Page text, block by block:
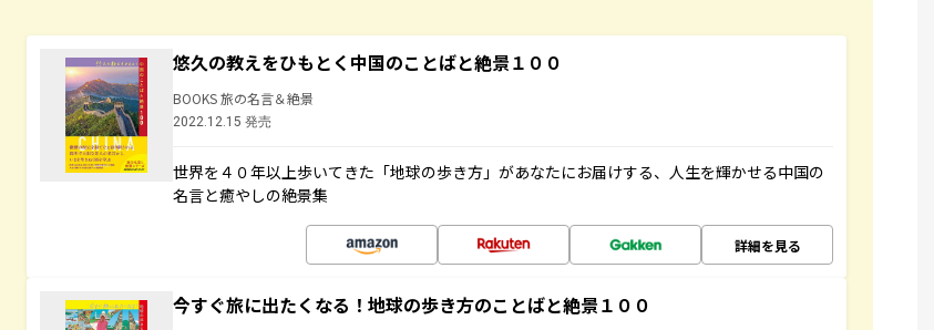
悠久の教えをひもとく中国のことばと絶景１００
BOOKS 旅の名言＆絶景
2022.12.15 発売
世界を４０年以上歩いてきた「地球の歩き方」があなたにお届けする、人生を輝かせる中国の
名言と癒やしの絶景集
詳細を見る
今すぐ旅に出たくなる！地球の歩き方のことばと絶景１００